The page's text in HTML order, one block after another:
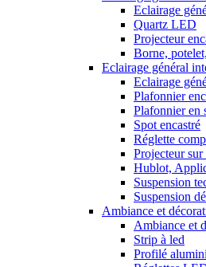
Eclairage
Quartz LED
Projecteur
Borne,
Eclairage général
Eclairage
Plafonnier
Plafonnier en
Spot encastré
Réglette
Projecteur sur
Hublot,
Suspension
Suspension
Ambiance et
Ambiance et
Strip à led
Profilé